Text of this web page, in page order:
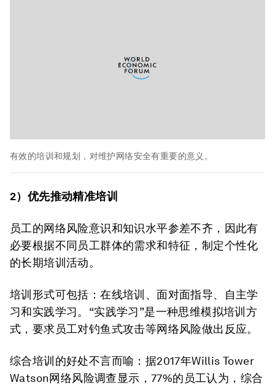
有效的培训和规划，对维护网络安全有重要的意义。
2）优先推动精准培训
员工的网络风险意识和知识水平参差不齐，因此有
必要根据不同员工群体的需求和特征，制定个性化
的长期培训活动。
培训形式可包括：在线培训、面对面指导、自主学
习和实践学习。“实践学习”是一种思维模拟培训方
式，要求员工对钓鱼式攻击等网络风险做出反应。
综合培训的好处不言而喻：据2017年Willis Tower
Watson网络风险调查显示，77%的员工认为，综合